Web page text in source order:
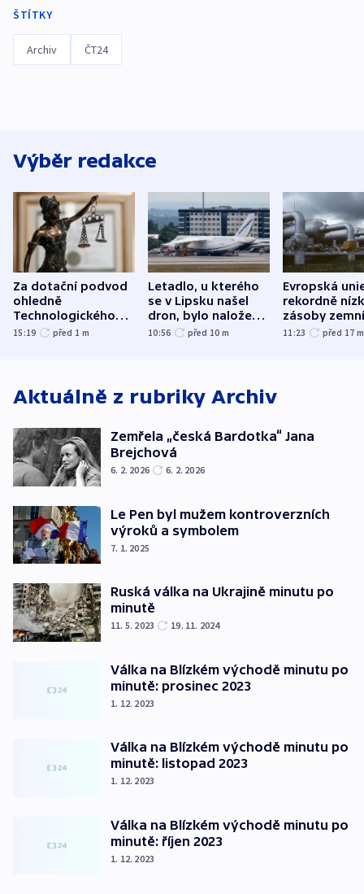
ŠTÍTKY
Archiv ČT24
Výběr redakce
Za dotační podvod
ohledně
Technologického
parku poslal soud
15:19 před 1 m
Letadlo, u kterého
se v Lipsku našel
dron, bylo naložené
municí, píší média
10:56 před 10 m
Evropská
rekordně
zásoby
plynu
11:23 před 17 m
Aktuálně z rubriky Archiv
Zemřela „česká Bardotka“ Jana
Brejchová
6. 2. 2026 6. 2. 2026
Le Pen byl mužem kontroverzních
výroků a symbolem
7. 1. 2025
Ruská válka na Ukrajině minutu po
minutě
11. 5. 2023 19. 11. 2024
Válka na Blízkém východě minutu po
minutě: prosinec 2023
1. 12. 2023
Válka na Blízkém východě minutu po
minutě: listopad 2023
1. 12. 2023
Válka na Blízkém východě minutu po
minutě: říjen 2023
1. 12. 2023